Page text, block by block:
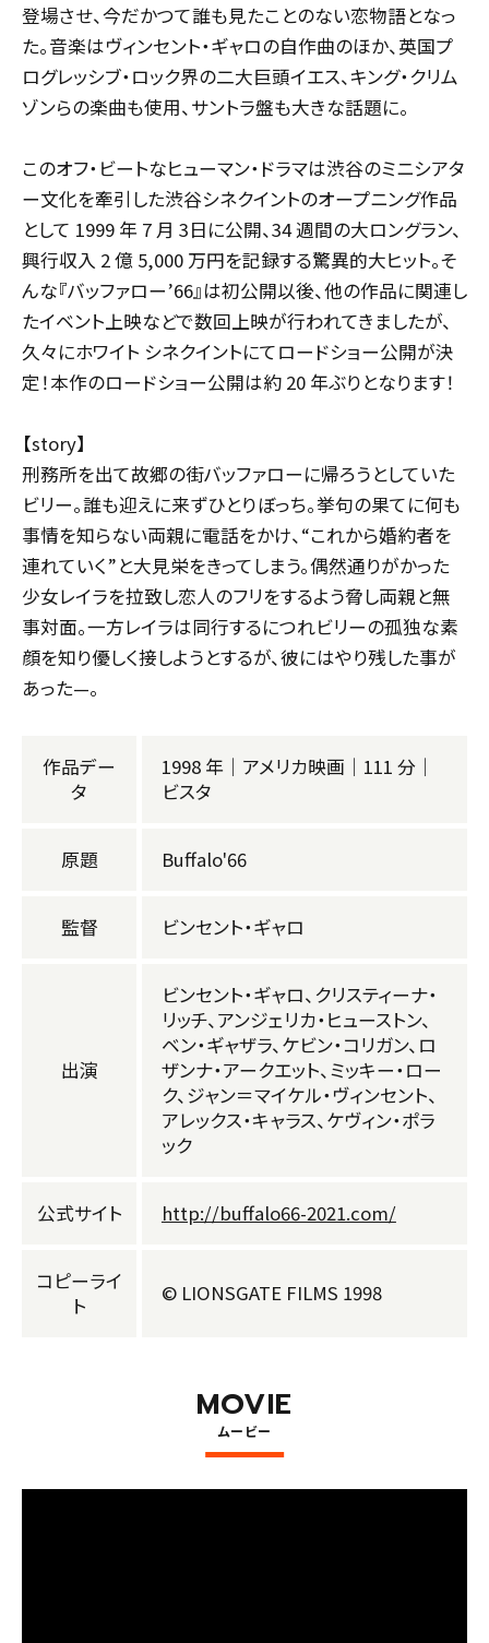
ll
o
w
u
s
CQ WCQ
登場させ、今だかつて誰も見たことのない恋物語となっ
た。音楽はヴィンセント・ギャロの自作曲のほか、英国プ
ログレッシブ・ロック界の二大巨頭イエス、キング・クリム
ゾンらの楽曲も使用、サントラ盤も大きな話題に。
このオフ・ビートなヒューマン・ドラマは渋谷のミニシアタ
ー文化を牽引した渋谷シネクイントのオープニング作品
として 1999 年 7 月 3日に公開、34 週間の大ロングラン、
興行収入 2 億 5,000 万円を記録する驚異的大ヒット。そ
んな『バッファロー’66』は初公開以後、他の作品に関連し
たイベント上映などで数回上映が行われてきましたが、
久々にホワイト シネクイントにてロードショー公開が決
定！本作のロードショー公開は約 20 年ぶりとなります！
【story】
刑務所を出て故郷の街バッファローに帰ろうとしていた
ビリー。誰も迎えに来ずひとりぼっち。挙句の果てに何も
事情を知らない両親に電話をかけ、“これから婚約者を
連れていく”と大見栄をきってしまう。偶然通りがかった
少女レイラを拉致し恋人のフリをするよう脅し両親と無
事対面。一方レイラは同行するにつれビリーの孤独な素
顔を知り優しく接しようとするが、彼にはやり残した事が
あった—。
作品デー
タ
1998 年｜アメリカ映画｜111 分｜
ビスタ
原題 Buffalo'66
監督 ビンセント・ギャロ
出演
ビンセント・ギャロ、クリスティーナ・
リッチ、アンジェリカ・ヒューストン、
ベン・ギャザラ、ケビン・コリガン、ロ
ザンナ・アークエット、ミッキー・ロー
ク、ジャン＝マイケル・ヴィンセント、
アレックス・キャラス、ケヴィン・ポラ
ック
公式サイト http://buffalo66-2021.com/
コピーライ
ト
© LIONSGATE FILMS 1998
MOVIE
ムービー